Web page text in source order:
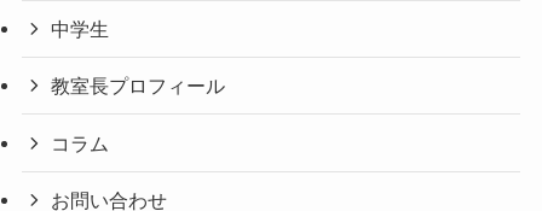
中学生
教室長プロフィール
コラム
お問い合わせ